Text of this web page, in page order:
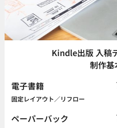
Kindle出版 入稿
制作基
電子書籍
固定レイアウト／リフロー
ペーパーバック